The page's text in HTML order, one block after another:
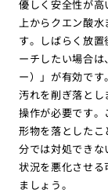
優しく安全性が
上からクエン酸
す。しばらく放
ーチしたい場合
ー）」が有効で
汚れを削ぎ落と
操作が必要です
形物を落とした
分では対処できな
状況を悪化させ
ましょう。